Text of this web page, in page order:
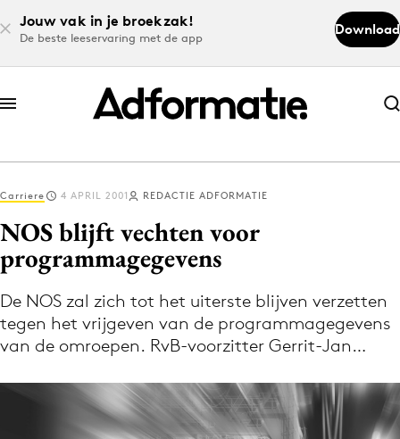
Jouw vak in je broekzak!
De beste leeservaring met de app
Download
Abonneer nu
Abonneer nu
Log in
Download de app
Volg het laatste nieuws via de Adformatie
Nieuws app
Carriere 4 APRIL 2001 REDACTIE ADFORMATIE
NOS blijft vechten voor
programmagegevens
De NOS zal zich tot het uiterste blijven verzetten
tegen het vrijgeven van de programmagegevens
van de omroepen. RvB-voorzitter Gerrit-Jan…